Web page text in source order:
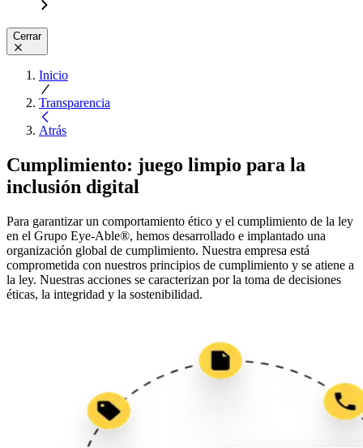
Cerrar
Inicio
Transparencia
Atrás
Cumplimiento: juego limpio para la
inclusión digital
Para garantizar un comportamiento ético y el cumplimiento de la ley
en el Grupo Eye-Able®, hemos desarrollado e implantado una
organización global de cumplimiento. Nuestra empresa está
comprometida con nuestros principios de cumplimiento y se atiene a
la ley. Nuestras acciones se caracterizan por la toma de decisiones
éticas, la integridad y la sostenibilidad.